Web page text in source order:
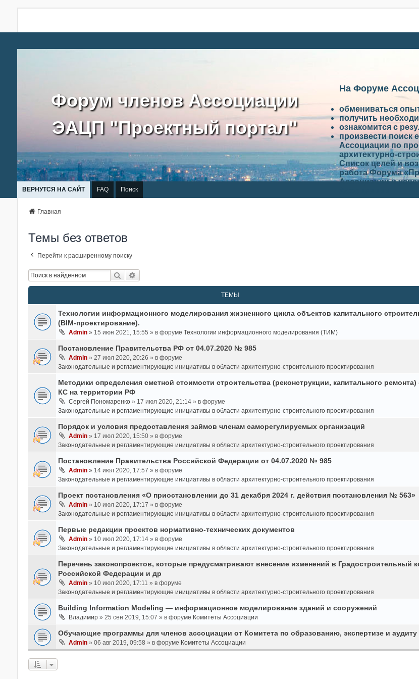
Форум членов Ассоциации
ЭАЦП "Проектный портал"
На Форуме
обмениваться
получить
ознакомится с
произвести поиск
Ассоциации по
архитектурно-
Список целей и
работа Форума
Ассоциации и
ВЕРНУТСЯ НА САЙТ FAQ Поиск
Главная
Темы без ответов
Перейти к расширенному поиску
Поиск
ТЕМЫ
Технологии информационного моделирования жизненного цикла объектов капитального
(BIM-проектирование).
Admin» 15 июн 2021, 15:55 » в форуме Технологии информационного моделирования (ТИМ)
Постановление Правительства РФ от 04.07.2020 № 985
Admin» 27 июл 2020, 20:26 » в форуме
Законодательные и регламентирующие инициативы в области архитектурно-строительного проектирования
Методики определения сметной стоимости строительства (реконструкции, капитального ремонта)
КС на территории РФ
Сергей Пономаренко» 17 июл 2020, 21:14 » в форуме
Законодательные и регламентирующие инициативы в области архитектурно-строительного проектирования
Порядок и условия предоставления займов членам саморегулируемых организаций
Admin» 17 июл 2020, 15:50 » в форуме
Законодательные и регламентирующие инициативы в области архитектурно-строительного проектирования
Постановление Правительства Российской Федерации от 04.07.2020 № 985
Admin» 14 июл 2020, 17:57 » в форуме
Законодательные и регламентирующие инициативы в области архитектурно-строительного проектирования
Проект постановления «О приостановлении до 31 декабря 2024 г. действия постановления № 563»
Admin» 10 июл 2020, 17:17 » в форуме
Законодательные и регламентирующие инициативы в области архитектурно-строительного проектирования
Первые редакции проектов нормативно-технических документов
Admin» 10 июл 2020, 17:14 » в форуме
Законодательные и регламентирующие инициативы в области архитектурно-строительного проектирования
Перечень законопроектов, которые предусматривают внесение изменений в Градостроительный
Российской Федерации и др
Admin» 10 июл 2020, 17:11 » в форуме
Законодательные и регламентирующие инициативы в области архитектурно-строительного проектирования
Building Information Modeling — информационное моделирование зданий и сооружений
Владимир» 25 сен 2019, 15:07 » в форуме Комитеты Ассоциации
Обучающие программы для членов ассоциации от Комитета по образованию, экспертизе и аудиту
Admin» 06 авг 2019, 09:58 » в форуме Комитеты Ассоциации